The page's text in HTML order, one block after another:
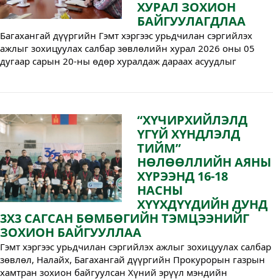
ХУРАЛ ЗОХИОН
БАЙГУУЛАГДЛАА
Багахангай дүүргийн Гэмт хэргээс урьдчилан сэргийлэх
ажлыг зохицуулах салбар зөвлөлийн хурал 2026 оны 05
дугаар сарын 20-ны өдөр хуралдаж дараах асуудлыг
“ХҮЧИРХИЙЛЭЛД
ҮГҮЙ ХҮНДЛЭЛД
ТИЙМ”
НӨЛӨӨЛЛИЙН АЯНЫ
ХҮРЭЭНД 16-18
НАСНЫ
ХҮҮХДҮҮДИЙН ДУНД
3X3 САГСАН БӨМБӨГИЙН ТЭМЦЭЭНИЙГ
ЗОХИОН БАЙГУУЛЛАА
Гэмт хэргээс урьдчилан сэргийлэх ажлыг зохицуулах салбар
зөвлөл, Налайх, Багахангай дүүргийн Прокурорын газрын
хамтран зохион байгуулсан Хүний эрүүл мэндийн